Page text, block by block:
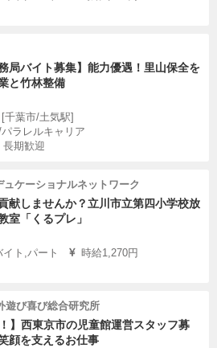
局バイト募集】能力優遇！里山保全を
と竹林整備
千葉市/土気駅]
ラレルキャリア
長期歓迎
ュケーショナルネットワーク
献しませんか？立川市立第四小学校放
室「くるプレ」
イト,パート
時給1,270円
遊び喜び総合研究所
】西東京市の児童館運営スタッフ募
顔を支えるお仕事